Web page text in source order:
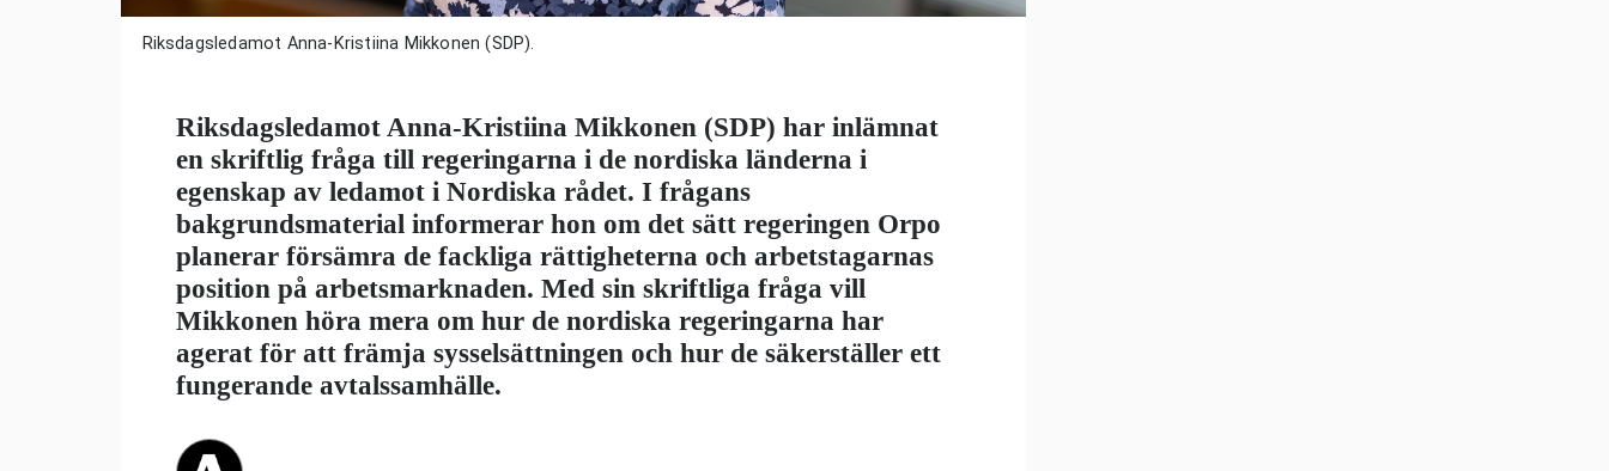
Riksdagsledamot Anna-Kristiina Mikkonen (SDP).
Riksdagsledamot Anna-Kristiina Mikkonen (SDP) har inlämnat
en skriftlig fråga till regeringarna i de nordiska länderna i
egenskap av ledamot i Nordiska rådet. I frågans
bakgrundsmaterial informerar hon om det sätt regeringen Orpo
planerar försämra de fackliga rättigheterna och arbetstagarnas
position på arbetsmarknaden. Med sin skriftliga fråga vill
Mikkonen höra mera om hur de nordiska regeringarna har
agerat för att främja sysselsättningen och hur de säkerställer ett
fungerande avtalssamhälle.